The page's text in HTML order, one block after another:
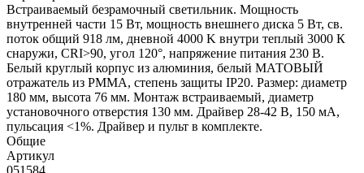
Встраиваемый безрамочный светильник. Мощность
внутренней части 15 Вт, мощность внешнего диска 5 Вт, св.
поток общий 918 лм, дневной 4000 K внутри теплый 3000 К
снаружи, CRI>90, угол 120°, напряжение питания 230 В.
Белый круглый корпус из алюминия, белый МАТОВЫЙ
отражатель из PMMA, степень защиты IP20. Размер: диаметр
180 мм, высота 76 мм. Монтаж встраиваемый, диаметр
установочного отверстия 130 мм. Драйвер 28-42 В, 150 мА,
пульсация <1%. Драйвер и пульт в комплекте.
Общие
Артикул
051584